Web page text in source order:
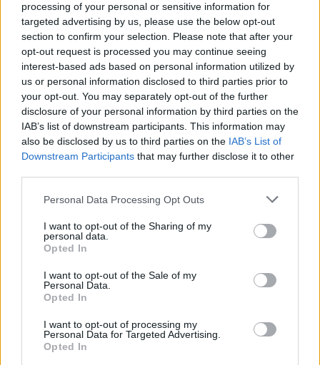
processing of your personal or sensitive information for
targeted advertising by us, please use the below opt-out
section to confirm your selection. Please note that after your
opt-out request is processed you may continue seeing
interest-based ads based on personal information utilized by
us or personal information disclosed to third parties prior to
your opt-out. You may separately opt-out of the further
disclosure of your personal information by third parties on the
IAB’s list of downstream participants. This information may
also be disclosed by us to third parties on the IAB’s List of
Downstream Participants that may further disclose it to other
Please note that this website/app uses one or more Google
not limited to your visit or usage behaviour. You may click to
grant or deny consent to Google and its third-party tags to
use your data for below specified purposes in below Google
consent section.
Personal Data Processing Opt Outs
I want to opt-out of the Sharing of my
personal data.
Opted In
I want to opt-out of the Sale of my
Personal Data.
Opted In
I want to opt-out of processing my
Personal Data for Targeted Advertising.
Opted In
Meccs Center
Paris Saint-Germainvs
Nya Ullevi, Göteborg
2026-08-08 17:00
0 nap 8 óra 41 perc 39 másodperc
AC MilanvsManchester United2026-08-15 18:00